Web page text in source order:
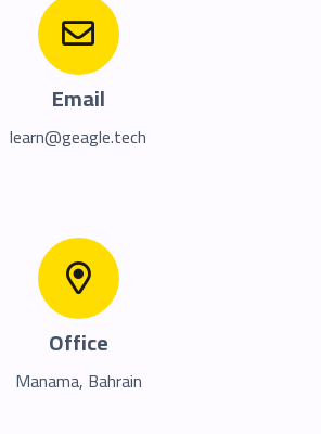
Email
learn@geagle.tech
Office
Manama, Bahrain